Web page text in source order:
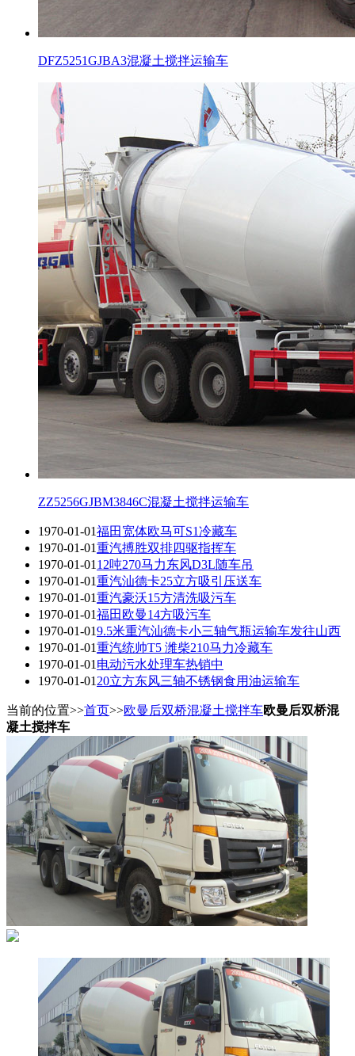
DFZ5251GJBA3混凝土搅拌运输车
ZZ5256GJBM3846C混凝土搅拌运输车
1970-01-01福田宽体欧马可S1冷藏车
1970-01-01重汽搏胜双排四驱指挥车
1970-01-01 12吨270马力东风D3L随车吊
1970-01-01重汽汕德卡25立方吸引压送车
1970-01-01重汽豪沃15方清洗吸污车
1970-01-01福田欧曼14方吸污车
1970-01-019.5米重汽汕德卡小三轴气瓶运输车发往山西
1970-01-01重汽统帅T5 潍柴210马力冷藏车
1970-01-01 电动污水处理车热销中
1970-01-01 20立方东风三轴不锈钢食用油运输车
当前的位置>>首页>>欧曼后双桥混凝土搅拌车欧曼后双桥混
凝土搅拌车